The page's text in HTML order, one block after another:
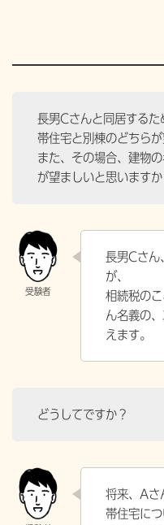
長男Cさんと同居するた
帯住宅と別棟のどちら
また、その場合、建物
が望ましいと思いますか
長男Cさん
が、
相続税の
ん名義の
えます。
どうしてですか？
将来、Aさ
帯住宅に